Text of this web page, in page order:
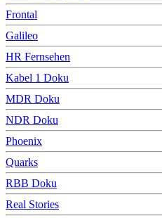
Frontal
Galileo
HR Fernsehen
Kabel 1 Doku
MDR Doku
NDR Doku
Phoenix
Quarks
RBB Doku
Real Stories